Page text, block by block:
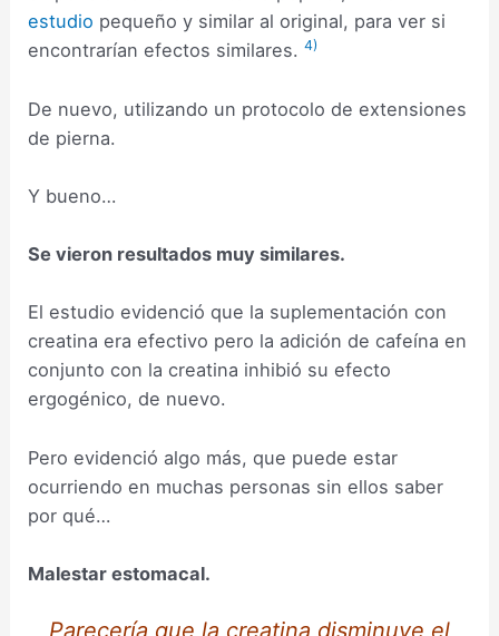
estudio pequeño y similar al original, para ver si
encontrarían efectos similares.4)
De nuevo, utilizando un protocolo de extensiones
de pierna.
Y bueno…
Se vieron resultados muy similares.
El estudio evidenció que la suplementación con
creatina era efectivo pero la adición de cafeína en
conjunto con la creatina inhibió su efecto
ergogénico, de nuevo.
Pero evidenció algo más, que puede estar
ocurriendo en muchas personas sin ellos saber
por qué…
Malestar estomacal.
Parecería que la creatina disminuye el